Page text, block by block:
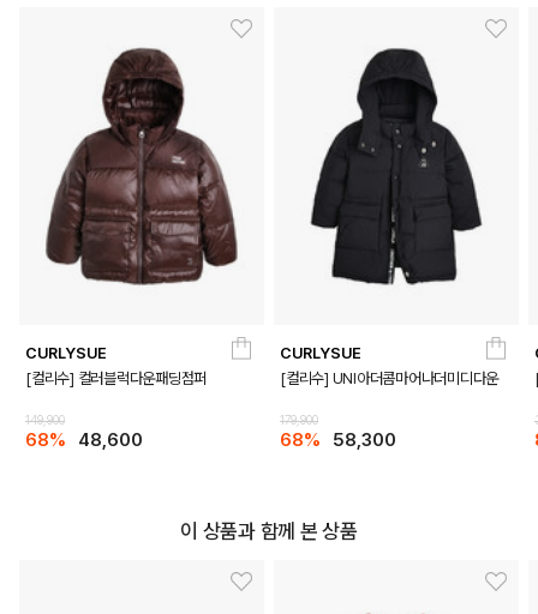
DETAILS
CURLYSUE
[컬리수] 컬러블럭다운패딩점퍼
149,900
68% 48,600
CURLYSUE
[컬리수] UNI아더콤마어나더미디다운
179,900
68% 58,300
이 상품과 함께 본 상품